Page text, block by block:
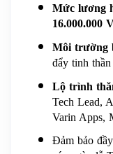
Mức lương
16.000.000
Môi trường
đẩy tinh thần
Lộ trình
Tech Lead,
Varin Apps,
Đảm bảo